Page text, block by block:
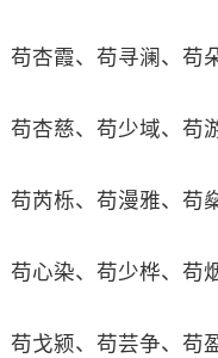
苟杏霞、苟寻澜、苟
苟杏慈、苟少域、苟
苟芮栎、苟漫雅、苟
苟心染、苟少桦、苟
苟戈颍、苟芸争、苟